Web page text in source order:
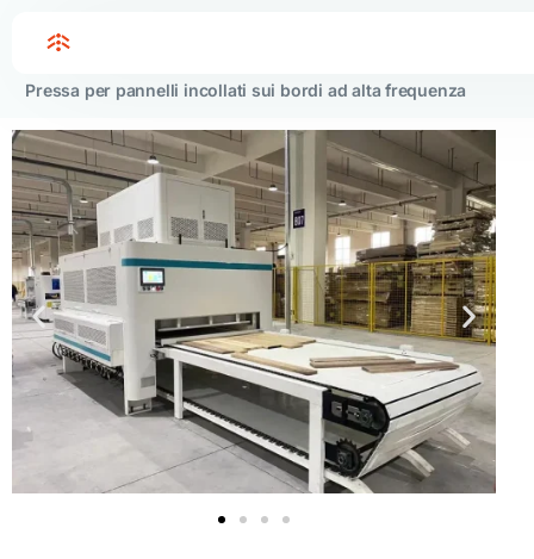
frequenza
Pressa per pannelli incollati sui bordi ad alta frequenza